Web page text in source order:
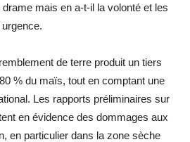
mais en a-t-il la volonté et les
de terre produit un tiers
% du maïs, tout en comptant une
Les rapports préliminaires sur
en évidence des dommages aux
en particulier dans la zone sèche